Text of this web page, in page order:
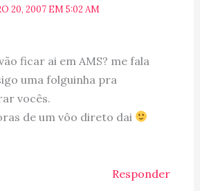
20, 2007 EM 5:02 AM
ficar ai em AMS? me fala
uma folguinha pra
vocês.
de um vôo direto dai
Responder